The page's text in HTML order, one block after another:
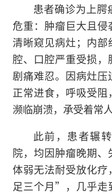
患者确诊为上
危重：肿瘤巨大且
清晰窥见病灶；内
腔、口腔严重受损，
剧痛难忍。因病灶
正常进食，呼吸受
濒临崩溃，承受着常
此前，患者辗
院，均因肿瘤晚期
体弱无法耐受放化
足三个月”，几乎走